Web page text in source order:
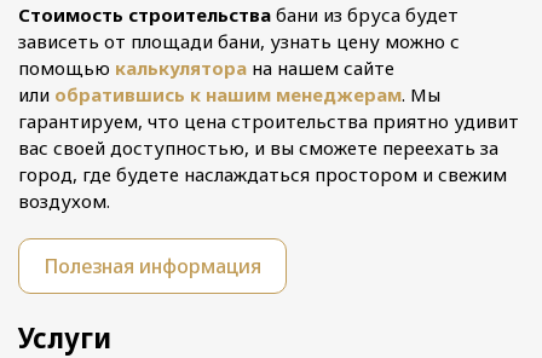
Стоимость строительства бани из бруса будет
зависеть от площади бани, узнать цену можно с
помощью калькулятора на нашем сайте
или обратившись к нашим менеджерам. Мы
гарантируем, что цена строительства приятно удивит
вас своей доступностью, и вы сможете переехать за
город, где будете наслаждаться простором и свежим
воздухом.
Полезная информация
Услуги